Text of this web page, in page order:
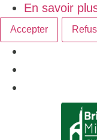
En savoir
Accepter